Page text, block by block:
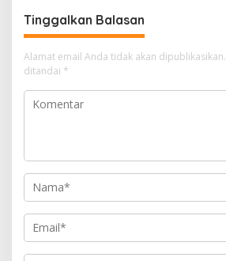
Tinggalkan Balasan
Alamat email Anda tidak akan dipublikasikan.
ditandai *